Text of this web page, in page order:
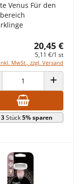
Venus Für den
20,45 €
5,11 €/1 st
inkl. MwSt., zzgl. Versand
VERRINGERN ANZAHL
3Stück5% sparen